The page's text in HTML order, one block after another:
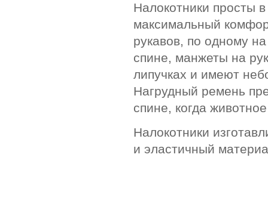
Налокотники просты
максимальный
рукавов, по одному
спине, манжеты на
липучках и имеют
Нагрудный ремень
спине, когда
Налокотники
и эластичный